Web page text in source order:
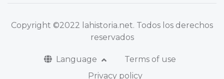
Copyright ©2022 lahistoria.net. Todos los derechos
reservados
Language
Terms of use
Privacy policy